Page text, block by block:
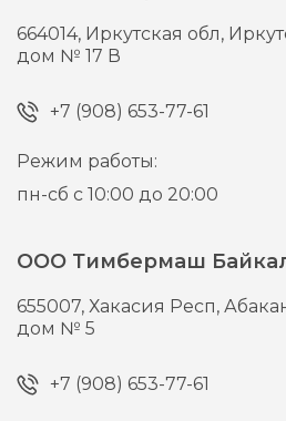
664014, Иркутская обл,
дом № 17 В
+7 (908) 653-77-61
Режим работы:
пн-сб с 10:00 до 20:00
ООО Тимбермаш
655007,Хакасия Респ,
дом № 5
+7 (908) 653-77-61